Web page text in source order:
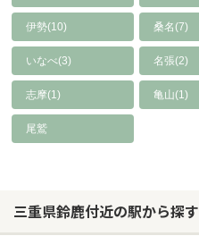
伊勢(10) 桑名(7)
いなべ(3) 名張(2)
志摩(1) 亀山(1)
尾鷲
三重県鈴鹿付近の駅から探す